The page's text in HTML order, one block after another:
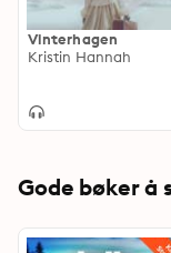
Vinterhagen
Kristin Hannah
Gode bøker å